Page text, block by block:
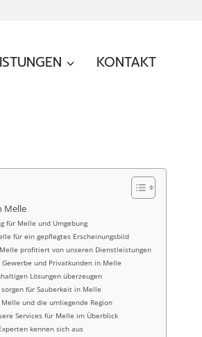
KONTAKT
Melle
für Melle und Umgebung
für ein gepflegtes Erscheinungsbild
profitiert von unseren Dienstleistungen
und Privatkunden in Melle
Lösungen überzeugen
für Sauberkeit in Melle
und die umliegende Region
Services für Melle im Überblick
kennen sich aus